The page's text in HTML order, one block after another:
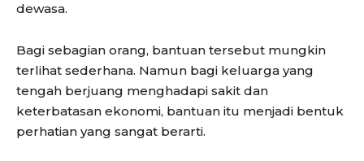
dewasa.
Bagi sebagian orang, bantuan tersebut mungkin
terlihat sederhana. Namun bagi keluarga yang
tengah berjuang menghadapi sakit dan
keterbatasan ekonomi, bantuan itu menjadi bentuk
perhatian yang sangat berarti.